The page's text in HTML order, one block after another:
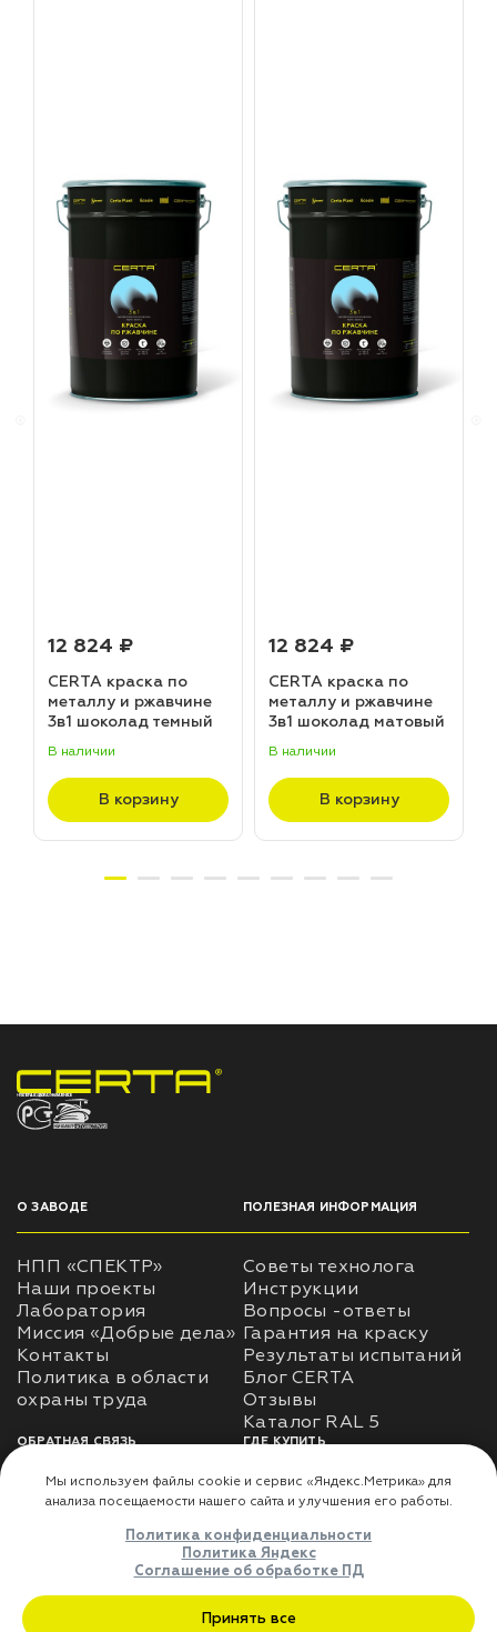
12 824 ₽
CERTA краска по
металлу и ржавчине
3в1 шоколад темный
(20,0кг)
В наличии
В корзину
12 824 ₽
CERTA краска по
металлу и ржавчине
3в1 шоколад матовый
В наличии
В корзину
НПП «СПЕКТР» ЗАВОД ЛАКОКРАСОЧНЫХ МАТЕРИАЛОВ
О ЗАВОДЕ
НПП «СПЕКТР»
Наши проекты
Лаборатория
Миссия «Добрые дела»
Контакты
Политика в области
ПОЛЕЗНАЯ ИНФОРМАЦИЯ
Советы технолога
Инструкции
Вопросы -ответы
Гарантия на краску
Результаты испытаний
Блог CERTA
Отзывы
Каталог RAL 5
ОБРАТНАЯ СВЯЗЬ
Использование
использования личных
Оферта
ГДЕ КУПИТЬ
Доставка
Где купить
ДЛЯ ПАРТНЁРОВ